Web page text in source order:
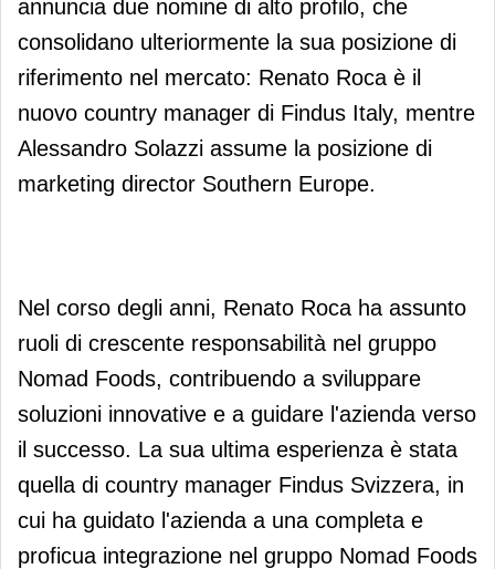
annuncia due nomine di alto profilo, che
consolidano ulteriormente la sua posizione di
riferimento nel mercato: Renato Roca è il
nuovo country manager di Findus Italy, mentre
Alessandro Solazzi assume la posizione di
marketing director Southern Europe.
Nel corso degli anni, Renato Roca ha assunto
ruoli di crescente responsabilità nel gruppo
Nomad Foods, contribuendo a sviluppare
soluzioni innovative e a guidare l'azienda verso
il successo. La sua ultima esperienza è stata
quella di country manager Findus Svizzera, in
cui ha guidato l'azienda a una completa e
proficua integrazione nel gruppo Nomad Foods